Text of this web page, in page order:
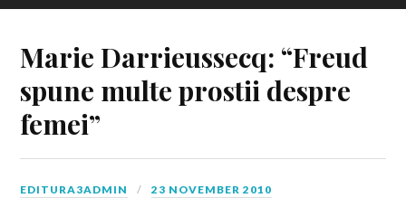
Marie Darrieussecq: “Freud
spune multe prostii despre
femei”
EDITURA3ADMIN 23 NOVEMBER 2010